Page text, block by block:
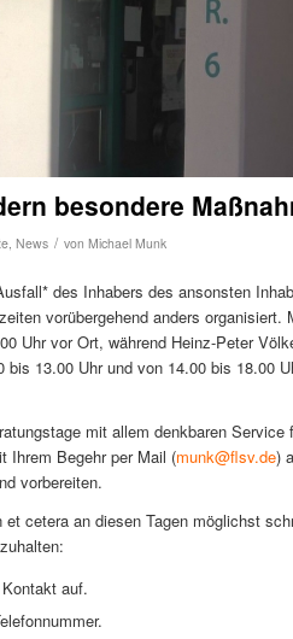
besondere
News / von Michael Munk
des Inhabers des ansonsten
vorübergehend anders organisiert.
Uhr vor Ort, während Heinz-Peter
13.00 Uhr und von 14.00 bis 18.00
mit allem denkbaren
Ihrem Begehr per Mail (munk@flsv.de)
vorbereiten.
cetera an diesen Tagen möglichst
auf.